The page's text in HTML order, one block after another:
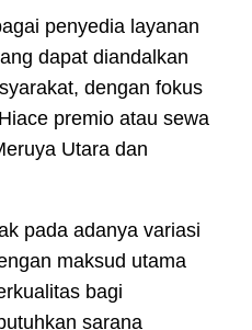
penyedia layanan
dapat diandalkan
dengan fokus
premio atau sewa
Utara dan
pada adanya variasi
maksud utama
bagi
sarana